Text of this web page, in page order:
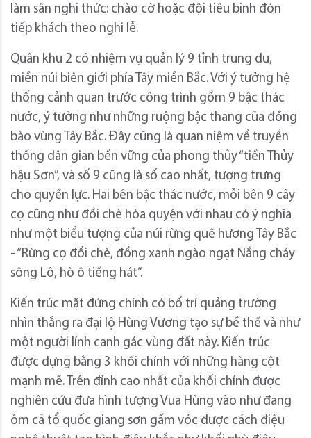
làm sân nghi thức: chào cờ hoặc đội tiêu binh đón
tiếp khách theo nghi lễ.
Quân khu 2 có nhiệm vụ quản lý 9 tỉnh trung du,
miền núi biên giới phía Tây miền Bắc. Với ý tưởng hệ
thống cảnh quan trước công trình gồm 9 bậc thác
nước, ý tưởng như những ruộng bậc thang của đồng
bào vùng Tây Bắc. Đây cũng là quan niệm về truyền
thống dân gian bền vững của phong thủy “tiền Thủy
hậu Sơn”, và số 9 cũng là số cao nhất, tượng trưng
cho quyền lực. Hai bên bậc thác nước, mỗi bên 9 cây
cọ cũng như đồi chè hòa quyện với nhau có ý nghĩa
như một biểu tượng của núi rừng quê hương Tây Bắc
- “Rừng cọ đồi chè, đồng xanh ngào ngạt Nắng cháy
sông Lô, hò ô tiếng hát”.
Kiến trúc mặt đứng chính có bố trí quảng trường
nhìn thẳng ra đại lộ Hùng Vương tạo sự bề thế và như
một người lính canh gác vùng đất này. Kiến trúc
được dựng bằng 3 khối chính với những hàng cột
mạnh mẽ. Trên đỉnh cao nhất của khối chính được
nghiên cứu đưa hình tượng Vua Hùng vào như đang
ôm cả tổ quốc giang sơn gấm vóc được cách điệu